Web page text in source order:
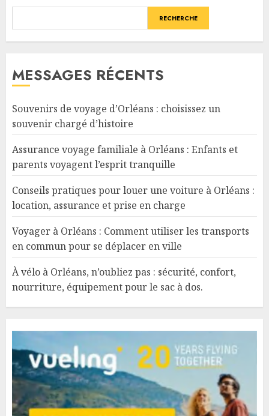
RECHERCHE
MESSAGES RÉCENTS
Souvenirs de voyage d’Orléans : choisissez un
souvenir chargé d’histoire
Assurance voyage familiale à Orléans : Enfants et
parents voyagent l’esprit tranquille
Conseils pratiques pour louer une voiture à Orléans :
location, assurance et prise en charge
Voyager à Orléans : Comment utiliser les transports
en commun pour se déplacer en ville
À vélo à Orléans, n’oubliez pas : sécurité, confort,
nourriture, équipement pour le sac à dos.